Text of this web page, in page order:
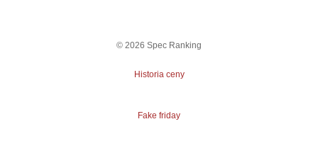
© 2026 Spec Ranking
Historia ceny
Fake friday